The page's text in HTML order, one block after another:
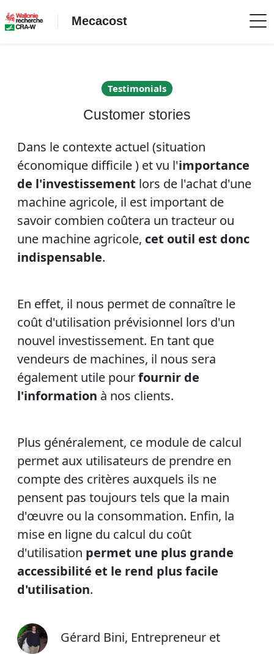
Mecacost
Testimonials
Customer stories
Dans le contexte actuel (situation
économique difficile ) et vu l'importance
de l'investissement lors de l'achat d'une
machine agricole, il est important de
savoir combien coûtera un tracteur ou
une machine agricole, cet outil est donc
indispensable.
En effet, il nous permet de connaître le
coût d'utilisation prévisionnel lors d'un
nouvel investissement. En tant que
vendeurs de machines, il nous sera
également utile pourfournir de
l'information à nos clients.
Plus généralement, ce module de calcul
permet aux utilisateurs de prendre en
compte des critères auxquels ils ne
pensent pas toujours tels que la main
d'œuvre ou la consommation. Enfin, la
mise en ligne du calcul du coût
d'utilisation permet une plus grande
accessibilité et le rend plus facile
d'utilisation.
Gérard Bini, Entrepreneur et